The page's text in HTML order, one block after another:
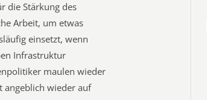
die Stärkung des
Arbeit, um etwas
einsetzt, wenn
Infrastruktur
maulen wieder
angeblich wieder auf